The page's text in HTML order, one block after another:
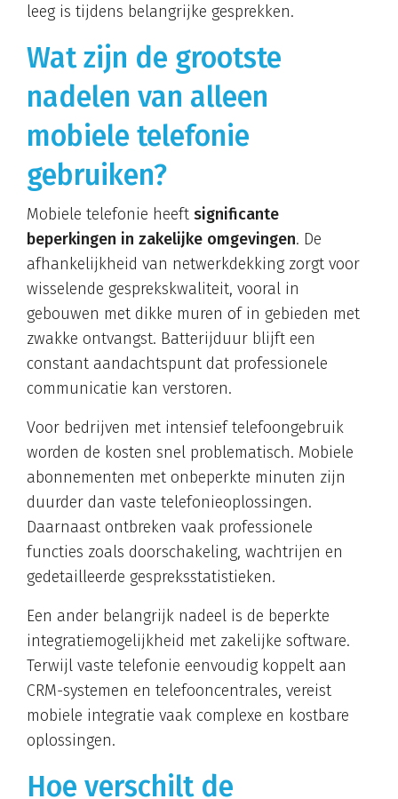
leeg is tijdens belangrijke gesprekken.
Wat zijn de grootste
nadelen van alleen
mobiele telefonie
gebruiken?
Mobiele telefonie heeft significante
beperkingen in zakelijke omgevingen. De
afhankelijkheid van netwerkdekking zorgt voor
wisselende gesprekskwaliteit, vooral in
gebouwen met dikke muren of in gebieden met
zwakke ontvangst. Batterijduur blijft een
constant aandachtspunt dat professionele
communicatie kan verstoren.
Voor bedrijven met intensief telefoongebruik
worden de kosten snel problematisch. Mobiele
abonnementen met onbeperkte minuten zijn
duurder dan vaste telefonieoplossingen.
Daarnaast ontbreken vaak professionele
functies zoals doorschakeling, wachtrijen en
gedetailleerde gespreksstatistieken.
Een ander belangrijk nadeel is de beperkte
integratiemogelijkheid met zakelijke software.
Terwijl vaste telefonie eenvoudig koppelt aan
CRM-systemen en telefooncentrales, vereist
mobiele integratie vaak complexe en kostbare
oplossingen.
Hoe verschilt de